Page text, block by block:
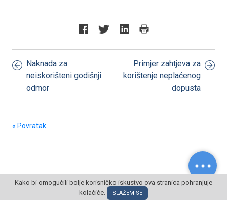
Naknada za
neiskorišteni godišnji
odmor
Primjer zahtjeva za
korištenje neplaćenog
dopusta
« Povratak
© POSLOVNI OBLAK Sva prava pridržana
Kako bi omogućili bolje korisničko iskustvo ova stranica pohranjuje
kolačiće.
SLAŽEM SE